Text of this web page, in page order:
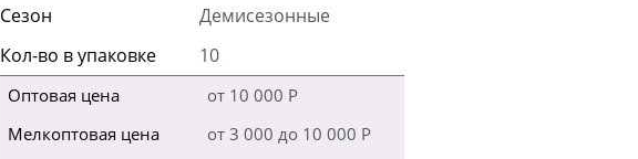
Сезон
Демисезонные
Кол-во в упаковке
10
Оптовая цена
от 10 000 Р
Мелкоптовая цена
от 3 000 до 10 000 Р